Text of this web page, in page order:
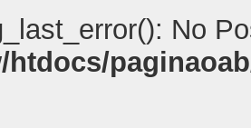
No